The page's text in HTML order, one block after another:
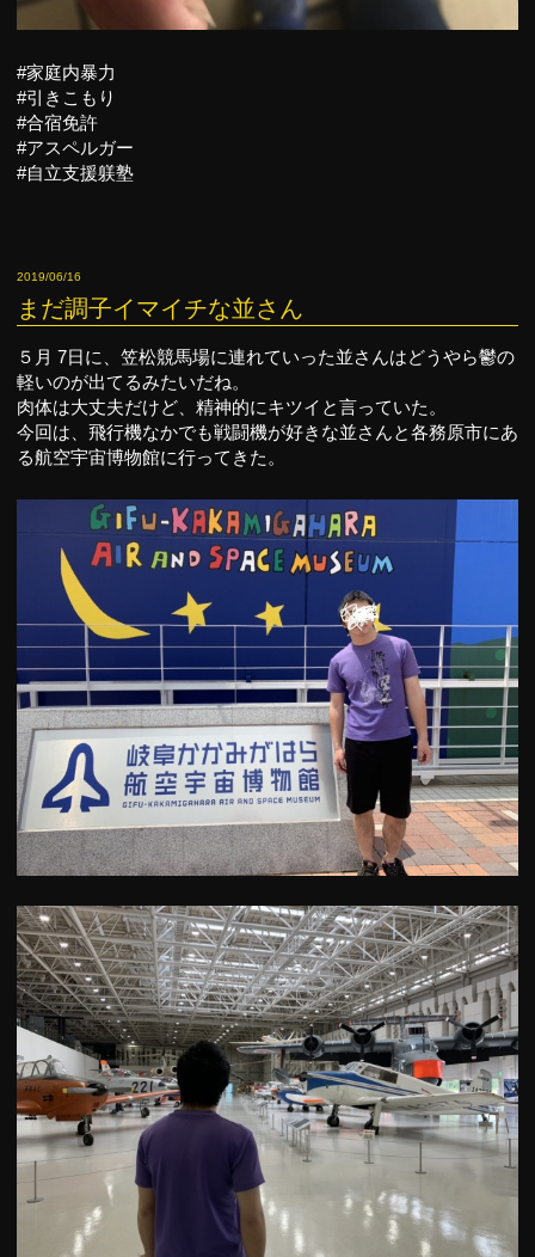
#家庭内暴力
#引きこもり
#合宿免許
#アスペルガー
#自立支援躾塾
2019/06/16
まだ調子イマイチな並さん
５月 7日に、笠松競馬場に連れていった並さんはどうやら鬱の
軽いのが出てるみたいだね。
肉体は大丈夫だけど、精神的にキツイと言っていた。
今回は、飛行機なかでも戦闘機が好きな並さんと各務原市にあ
る航空宇宙博物館に行ってきた。